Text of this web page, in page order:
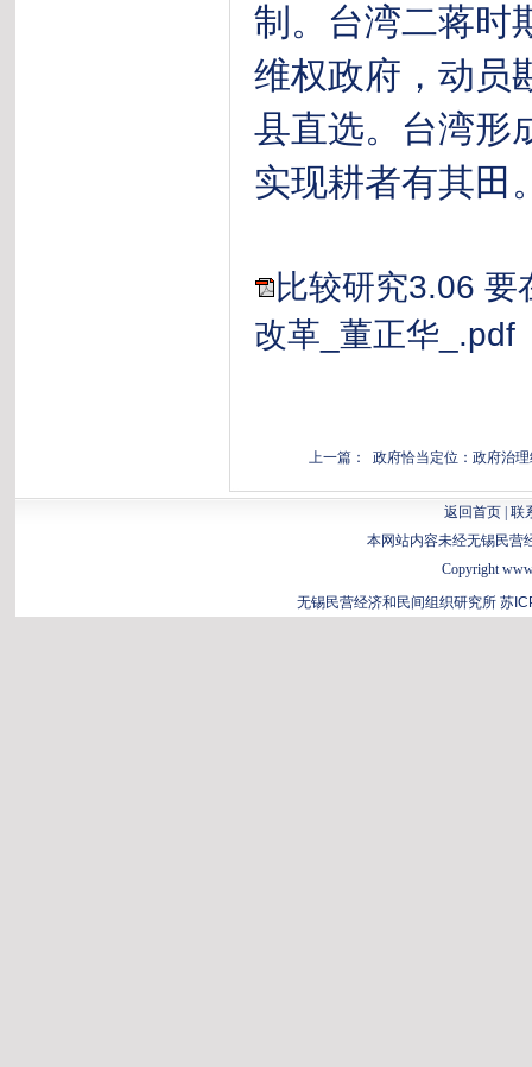
制。台湾二蒋时
维权政府，动员
县直选。台湾形
实现耕者有其田
比较研究3.06 要
改革_董正华_.pdf
上一篇： 政府恰当定位：政府治
返回首页| 联
本网站内容未经无锡民营
Copyright
无锡民营经济和民间组织研究所 苏